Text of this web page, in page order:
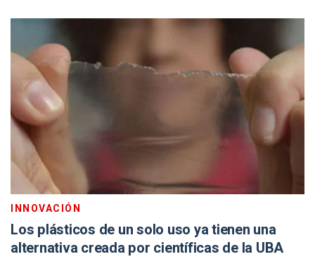
INNOVACIÓN
Los plásticos de un solo uso ya tienen una
alternativa creada por científicas de la UBA